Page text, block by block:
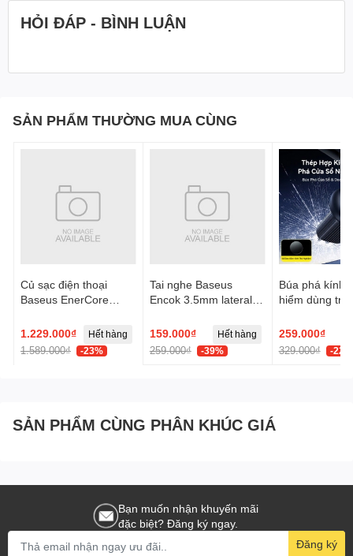
HỎI ĐÁP - BÌNH LUẬN
SẢN PHẨM THƯỜNG MUA CÙNG
Củ sạc điện thoại
Baseus EnerCore
with Dual Retractable
Cables 3C 67W US -
Đen, Model:
1.229.000₫
1.589.000₫ -23%
Hết hàng
Tai nghe Baseus
Encok 3.5mm lateral
Trắng, Model:
NGCR020002
159.000₫
259.000₫ -39%
Hết hàng
Búa phá kính
hiểm dùng
Double
Safety
259.000₫
329.000₫ -22%
SẢN PHẨM CÙNG PHÂN KHÚC GIÁ
Bạn muốn nhận khuyến mãi
đặc biệt? Đăng ký ngay.
Đăng ký